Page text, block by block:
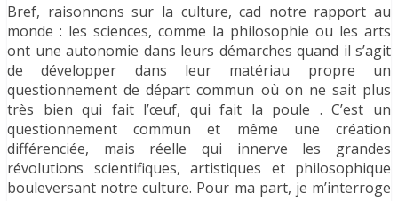
Bref, raisonnons sur la culture, cad notre rapport au
monde : les sciences, comme la philosophie ou les arts
ont une autonomie dans leurs démarches quand il s’agit
de développer dans leur matériau propre un
questionnement de départ commun où on ne sait plus
très bien qui fait l’œuf, qui fait la poule . C’est un
questionnement commun et même une création
différenciée, mais réelle qui innerve les grandes
révolutions scientifiques, artistiques et philosophique
bouleversant notre culture. Pour ma part, je m’interroge